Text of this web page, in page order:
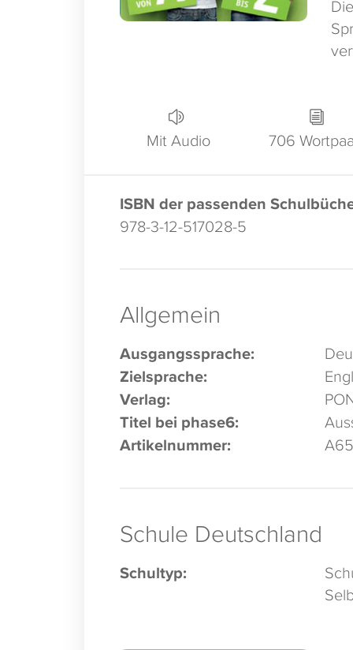
Mit Audio 706
ISBN der passenden
978-3-12-517028-5
Allgemein
Ausgangssprache:
Zielsprache:
Verlag:
Titel bei phase6:
Artikelnummer:
Schule Deutschland
Schultyp: